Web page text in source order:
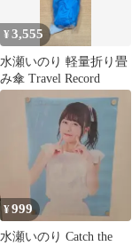
¥3,555
水瀬いのり 軽量折り畳
み傘 Travel Record
¥999
水瀬いのり Catch the